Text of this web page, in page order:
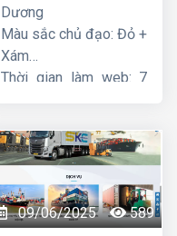
Dương
Màu sắc chủ đạo: Đỏ +
Xám
Thời gian làm web: 7
09/06/2025 589